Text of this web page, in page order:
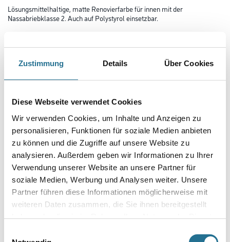
Zustimmung Details Über Cookies
Diese Webseite verwendet Cookies
Wir verwenden Cookies, um Inhalte und Anzeigen zu
personalisieren, Funktionen für soziale Medien anbieten
zu können und die Zugriffe auf unsere Website zu
analysieren. Außerdem geben wir Informationen zu Ihrer
Verwendung unserer Website an unsere Partner für
soziale Medien, Werbung und Analysen weiter. Unsere
Partner führen diese Informationen möglicherweise mit
weiteren Daten zusammen, die Sie ihnen bereitgestellt
haben oder die sie im Rahmen Ihrer Nutzung der Dienste
Lösungsmittelhaltige, matte Renovierfarbe für innen mit der
Nassabriebklasse 2. Auch auf Polystyrol einsetzbar.
Glanzgrad
Gebinde
Umrechnungsfaktoren